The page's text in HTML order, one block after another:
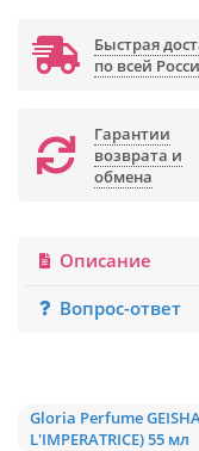
Быстрая
по всей
Гарантии
возврата и
обмена
Описание
Вопрос-ответ
Gloria Perfume
L'IMPERATRICE) 55 мл